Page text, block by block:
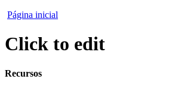
Página inicial
Click to edit
Recursos